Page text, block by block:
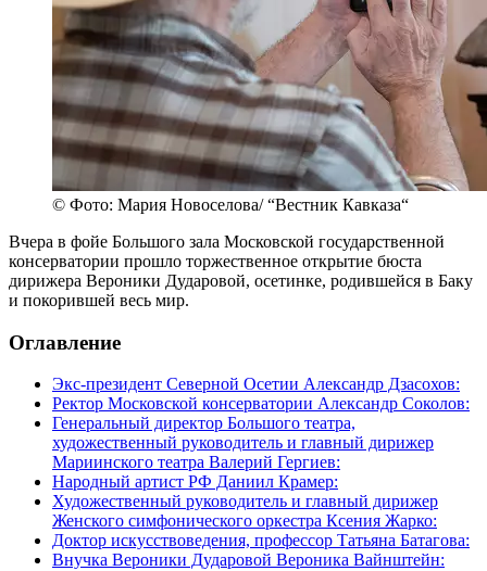
© Фото: Мария Новоселова/ “Вестник Кавказа“
Вчера в фойе Большого зала Московской государственной
консерватории прошло торжественное открытие бюста
дирижера Вероники Дударовой, осетинке, родившейся в Баку
и покорившей весь мир.
Оглавление
Экс-президент Северной Осетии Александр Дзасохов:
Ректор Московской консерватории Александр Соколов:
Генеральный директор Большого театра,
художественный руководитель и главный дирижер
Мариинского театра Валерий Гергиев:
Народный артист РФ Даниил Крамер:
Художественный руководитель и главный дирижер
Женского симфонического оркестра Ксения Жарко:
Доктор искусствоведения, профессор Татьяна Батагова:
Внучка Вероники Дударовой Вероника Вайнштейн: